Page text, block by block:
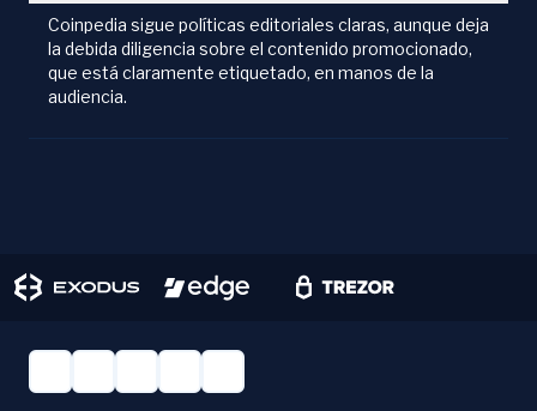
Coinpedia sigue políticas editoriales claras, aunque deja
la debida diligencia sobre el contenido promocionado,
que está claramente etiquetado, en manos de la
audiencia.